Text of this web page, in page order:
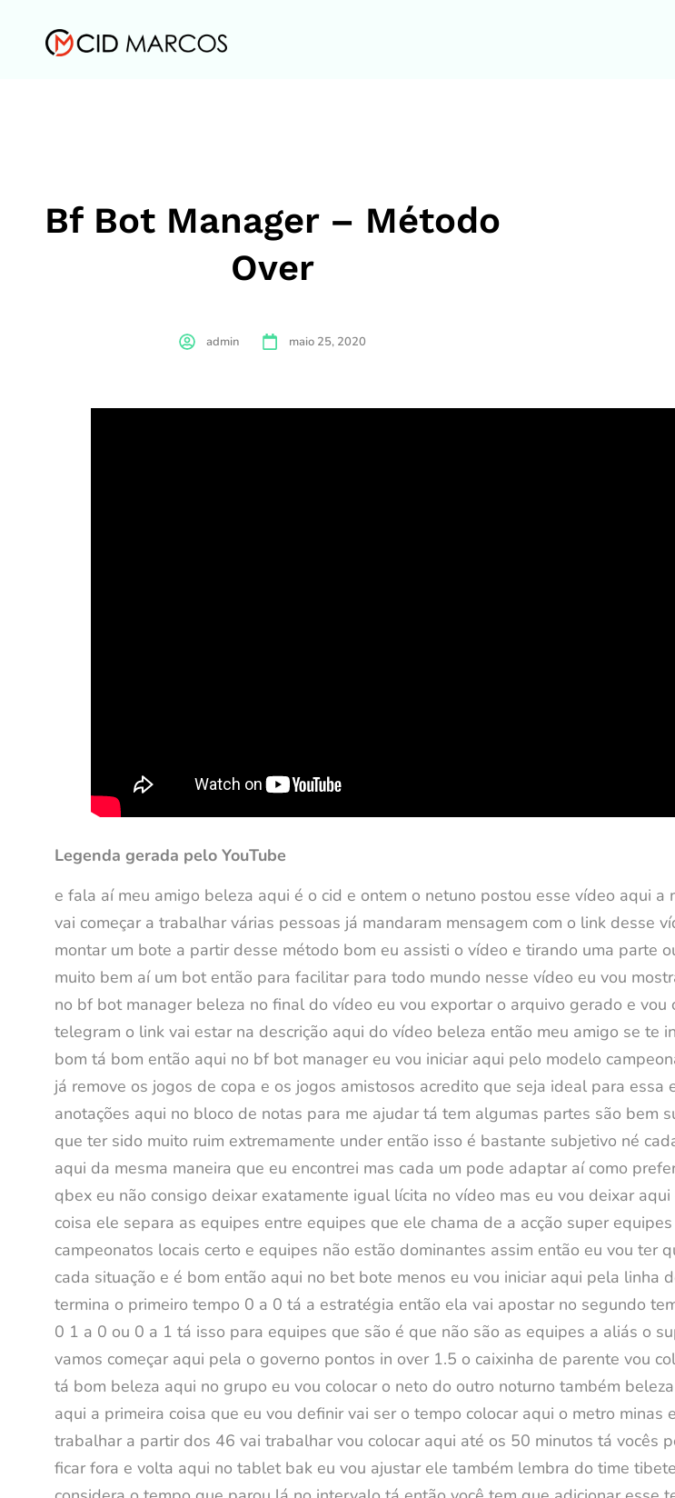
Bf Bot Manager – Método
Over
admin maio 25, 2020
Legenda gerada pelo YouTube
e fala aí meu amigo beleza aqui é o cid e ontem o netuno postou esse vídeo aqui
vai começar a trabalhar várias pessoas já mandaram mensagem com o link desse
montar um bote a partir desse método bom eu assisti o vídeo e tirando uma parte
muito bem aí um bot então para facilitar para todo mundo nesse vídeo eu vou
no bf bot manager beleza no final do vídeo eu vou exportar o arquivo gerado e
telegram o link vai estar na descrição aqui do vídeo beleza então meu amigo se te
bom tá bom então aqui no bf bot manager eu vou iniciar aqui pelo modelo
já remove os jogos de copa e os jogos amistosos acredito que seja ideal para
anotações aqui no bloco de notas para me ajudar tá tem algumas partes são bem
que ter sido muito ruim extremamente under então isso é bastante subjetivo né
aqui da mesma maneira que eu encontrei mas cada um pode adaptar aí como
qbex eu não consigo deixar exatamente igual lícita no vídeo mas eu vou deixar
coisa ele separa as equipes entre equipes que ele chama de a acção super
campeonatos locais certo e equipes não estão dominantes assim então eu vou ter
cada situação e é bom então aqui no bet bote menos eu vou iniciar aqui pela linha
termina o primeiro tempo 0 a 0 tá a estratégia então ela vai apostar no segundo
0 1 a 0 ou 0 a 1 tá isso para equipes que são é que não são as equipes a aliás o
vamos começar aqui pela o governo pontos in over 1.5 o caixinha de parente vou
tá bom beleza aqui no grupo eu vou colocar o neto do outro noturno também
aqui a primeira coisa que eu vou definir vai ser o tempo colocar aqui o metro
trabalhar a partir dos 46 vai trabalhar vou colocar aqui até os 50 minutos tá vocês
ficar fora e volta aqui no tablet bak eu vou ajustar ele também lembra do time